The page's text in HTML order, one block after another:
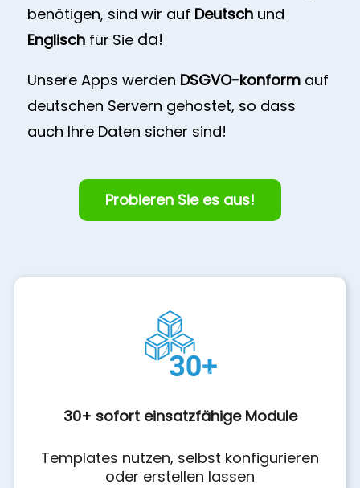
30+ sofort einsatzfähige Module
Templates nutzen, selbst konfigurieren
oder erstellen lassen
benötigen, sind wir auf Deutsch und
Englisch für Sie da!
Unsere Apps werden DSGVO-konform auf
deutschen Servern gehostet, so dass
auch Ihre Daten sicher sind!
Probieren Sie es aus!